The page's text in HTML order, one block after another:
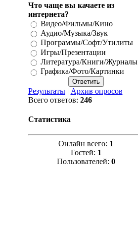
Что чаще вы качаете из
интернета?
Видео/Фильмы/Кино
Аудио/Музыка/Звук
Программы/Софт/Утилиты
Игры/Презентации
Литература/Книги/Журналы
Графика/Фото/Картинки
Результаты| Архив опросов
Всего ответов: 246
Статистика
Онлайн всего: 1
Гостей: 1
Пользователей: 0